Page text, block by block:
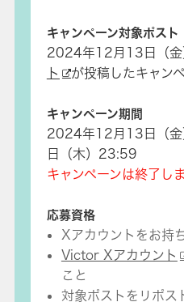
キャンペーン対象ポスト
2024年12月13日（金
ト
が投稿したキャン
キャンペーン期間
2024年12月13日（
日（木）23:59
キャンペーンは終了し
応募資格
Xアカウントをお持
Victor Xアカウント
こと
対象ポストをリポス